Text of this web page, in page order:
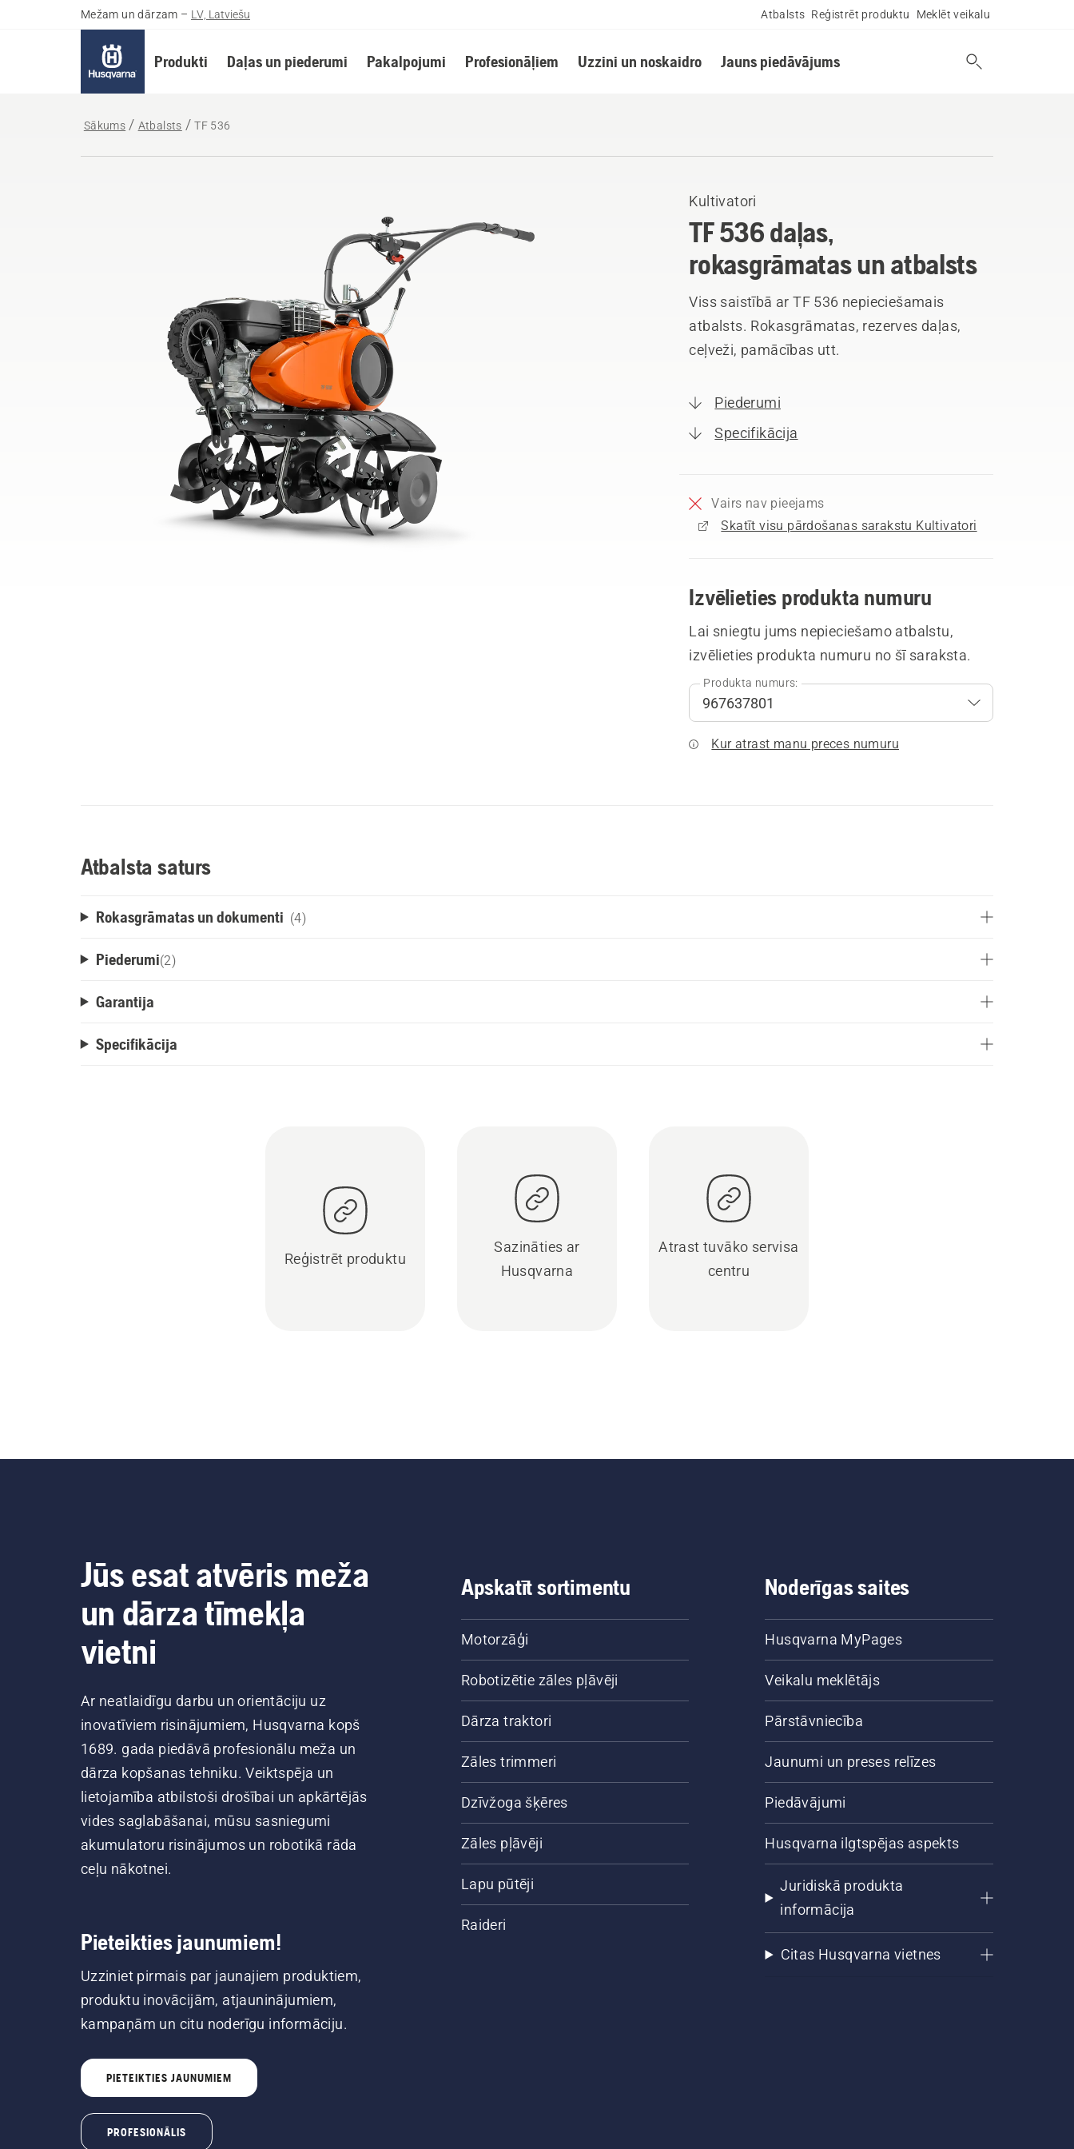
Mežam un dārzam – LV, Latviešu Atbalsts Reģistrēt produktu Meklēt veikalu
Produkti Daļas un piederumi Pakalpojumi Profesionāļiem Uzzini un noskaidro Jauns piedāvājums
Sākums Atbalsts TF 536
Kultivatori
TF 536 daļas,
rokasgrāmatas un atbalsts
Viss saistībā ar TF 536 nepieciešamais
atbalsts. Rokasgrāmatas, rezerves daļas,
ceļveži, pamācības utt.
Piederumi
Specifikācija
Vairs nav pieejams
Skatīt visu pārdošanas sarakstu Kultivatori
Izvēlieties produkta numuru
Lai sniegtu jums nepieciešamo atbalstu,
izvēlieties produkta numuru no šī saraksta.
Produkta numurs:
Kur atrast manu preces numuru
Atbalsta saturs
Rokasgrāmatas un dokumenti (4)
Piederumi(2)
Garantija
Specifikācija
Reģistrēt produktu
Sazināties ar
Husqvarna
Atrast tuvāko servisa
centru
Jūs esat atvēris meža
un dārza tīmekļa
vietni
Ar neatlaidīgu darbu un orientāciju uz
inovatīviem risinājumiem, Husqvarna kopš
1689. gada piedāvā profesionālu meža un
dārza kopšanas tehniku. Veiktspēja un
lietojamība atbilstoši drošībai un apkārtējās
vides saglabāšanai, mūsu sasniegumi
akumulatoru risinājumos un robotikā rāda
ceļu nākotnei.
Pieteikties jaunumiem!
Uzziniet pirmais par jaunajiem produktiem,
produktu inovācijām, atjauninājumiem,
kampaņām un citu noderīgu informāciju.
PIETEIKTIES JAUNUMIEM
PROFESIONĀLIS
Apskatīt sortimentu
Motorzāģi
Robotizētie zāles pļāvēji
Dārza traktori
Zāles trimmeri
Dzīvžoga šķēres
Zāles pļāvēji
Lapu pūtēji
Raideri
Noderīgas saites
Husqvarna MyPages
Veikalu meklētājs
Pārstāvniecība
Jaunumi un preses relīzes
Piedāvājumi
Husqvarna ilgtspējas aspekts
Juridiskā produkta
informācija
Citas Husqvarna vietnes